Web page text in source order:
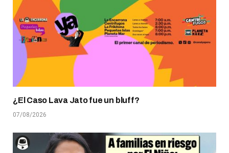
¿El Caso Lava Jato fue un bluff?
07/08/2026